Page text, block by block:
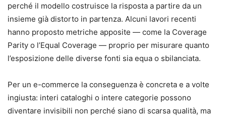
perché il modello costruisce la risposta a partire da un
insieme già distorto in partenza. Alcuni lavori recenti
hanno proposto metriche apposite — come la Coverage
Parity o l’Equal Coverage — proprio per misurare quanto
l’esposizione delle diverse fonti sia equa o sbilanciata.
Per un e-commerce la conseguenza è concreta e a volte
ingiusta: interi cataloghi o intere categorie possono
diventare invisibili non perché siano di scarsa qualità, ma